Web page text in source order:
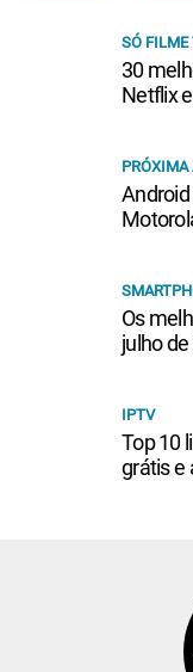
SÓ FILME
30
Netflix
PRÓXIMA
Os
julho
IPTV
Top 10
grátis e